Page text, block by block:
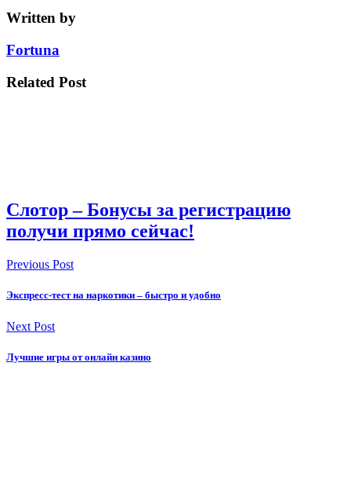
Written by
Fortuna
Related Post
Слотор – Бонусы за регистрацию
получи прямо сейчас!
Previous Post
Экспресс-тест на наркотики – быстро и удобно
Next Post
Лучшие игры от онлайн казино